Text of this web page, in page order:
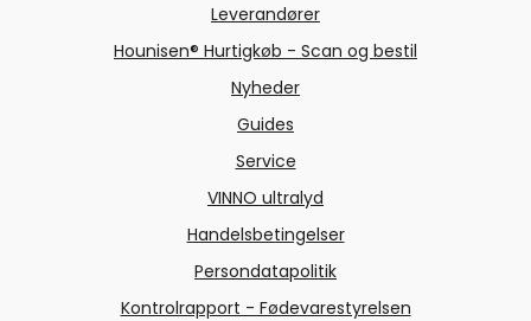
Leverandører
Hounisen® Hurtigkøb - Scan og bestil
Nyheder
Guides
Service
VINNO ultralyd
Handelsbetingelser
Persondatapolitik
Kontrolrapport - Fødevarestyrelsen